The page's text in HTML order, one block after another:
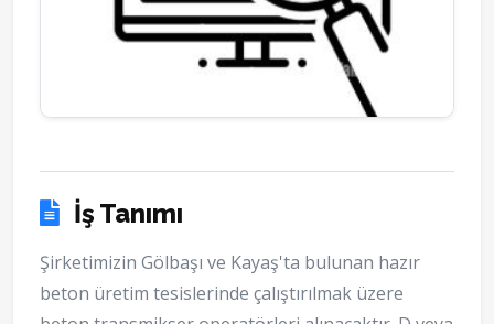
İş Tanımı
Şirketimizin Gölbaşı ve Kayaş'ta bulunan hazır
beton üretim tesislerinde çalıştırılmak üzere